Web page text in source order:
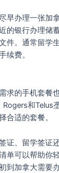
早办理一张加
的银行办理储
件。通常留学
续费。
求的手机套餐
Rogers和Telus
合适的套餐。
证、留学签证
单可以帮助你
到加拿大需要